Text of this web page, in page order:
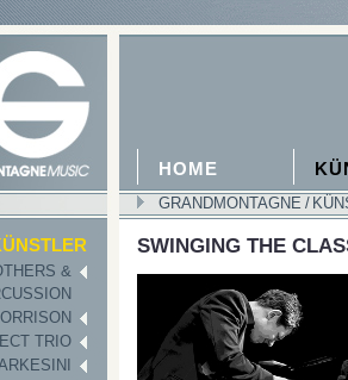
HOME
GRANDMONTAGNE /
&
TRIO
SWINGING THE